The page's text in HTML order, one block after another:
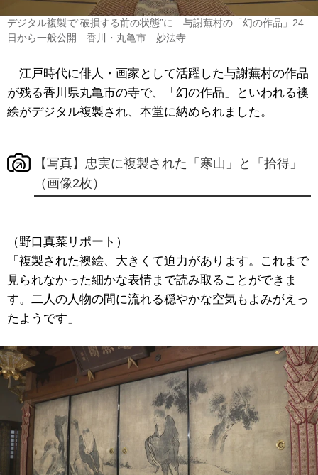
デジタル複製で“破損する前の状態”に 与謝蕪村の「幻の作品」24
日から一般公開 香川・丸亀市 妙法寺
江戸時代に俳人・画家として活躍した与謝蕪村の作品
が残る香川県丸亀市の寺で、「幻の作品」といわれる襖
絵がデジタル複製され、本堂に納められました。
【写真】忠実に複製された「寒山」と「拾得」
（画像2枚）
（野口真菜リポート）
「複製された襖絵、大きくて迫力があります。これまで
見られなかった細かな表情まで読み取ることができま
す。二人の人物の間に流れる穏やかな空気もよみがえっ
たようです」